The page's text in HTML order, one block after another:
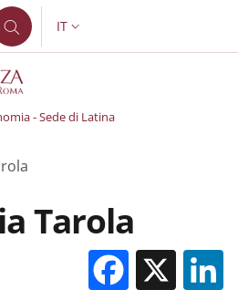
SELETTORE LINGUA:
IT
- Sede di Latina
Tarola
X